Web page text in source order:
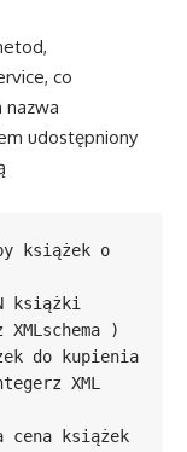
co
nazwa
udostępniony
książek o
książki
)
do kupienia
XML
cena książek